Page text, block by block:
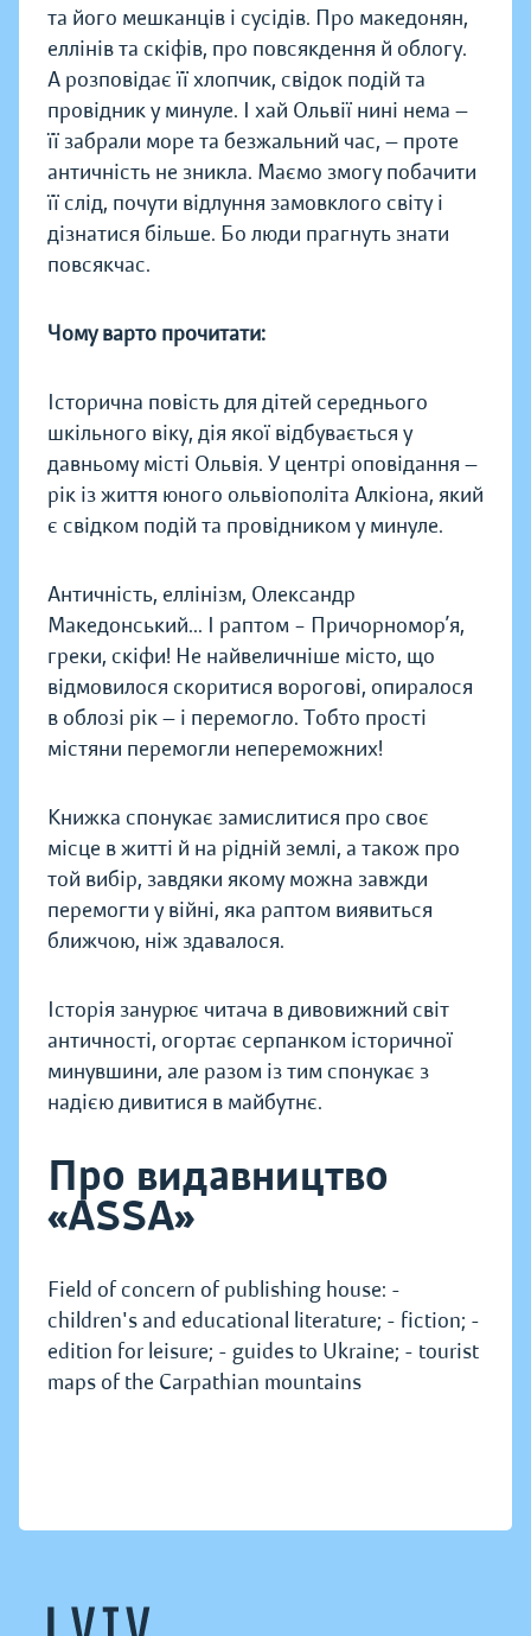
та його мешканців і сусідів. Про македонян,
еллінів та скіфів, про повсякдення й облогу.
А розповідає її хлопчик, свідок подій та
провідник у минуле. І хай Ольвії нині нема —
її забрали море та безжальний час, — проте
античність не зникла. Маємо змогу побачити
її слід, почути відлуння замовклого світу і
дізнатися більше. Бо люди прагнуть знати
повсякчас.
Чому варто прочитати:
Історична повість для дітей середнього
шкільного віку, дія якої відбувається у
давньому місті Ольвія. У центрі оповідання —
рік із життя юного ольвіополіта Алкіона, який
є свідком подій та провідником у минуле.
Античність, еллінізм, Олександр
Македонський... І раптом – Причорномор’я,
греки, скіфи! Не найвеличніше місто, що
відмовилося скоритися ворогові, опиралося
в облозі рік — і перемогло. Тобто прості
містяни перемогли непереможних!
Книжка спонукає замислитися про своє
місце в житті й на рідній землі, а також про
той вибір, завдяки якому можна завжди
перемогти у війні, яка раптом виявиться
ближчою, ніж здавалося.
Історія занурює читача в дивовижний світ
античності, огортає серпанком історичної
минувшини, але разом із тим спонукає з
надією дивитися в майбутнє.
Про видавництво
«ASSA»
Field of concern of publishing house: -
children's and educational literature; - fiction; -
edition for leisure; - guides to Ukraine; - tourist
maps of the Carpathian mountains